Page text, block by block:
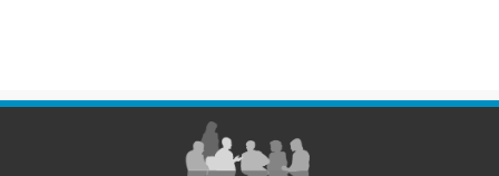
smakfullt och modernt inredda hotellrum i
vackra färger samt två trevliga restaurang ...